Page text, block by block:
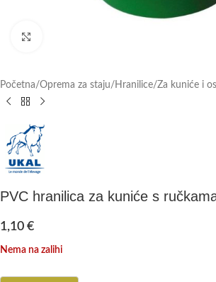
Početna/Oprema za staju/ Hranilice/Za kuniće i
PVC hranilica za kuniće s
1,10 €
Nema na zalihi